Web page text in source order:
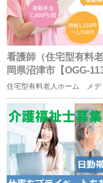
活動
本サービスに関す
個人情報の第三者へ
当社は、次に掲げる
に提供することはご
（１） ご本人様の同
（２） 法令に基づく
看護師（住宅型有料
岡県沼津市【OGG-
住宅型有料老人ホーム メデ